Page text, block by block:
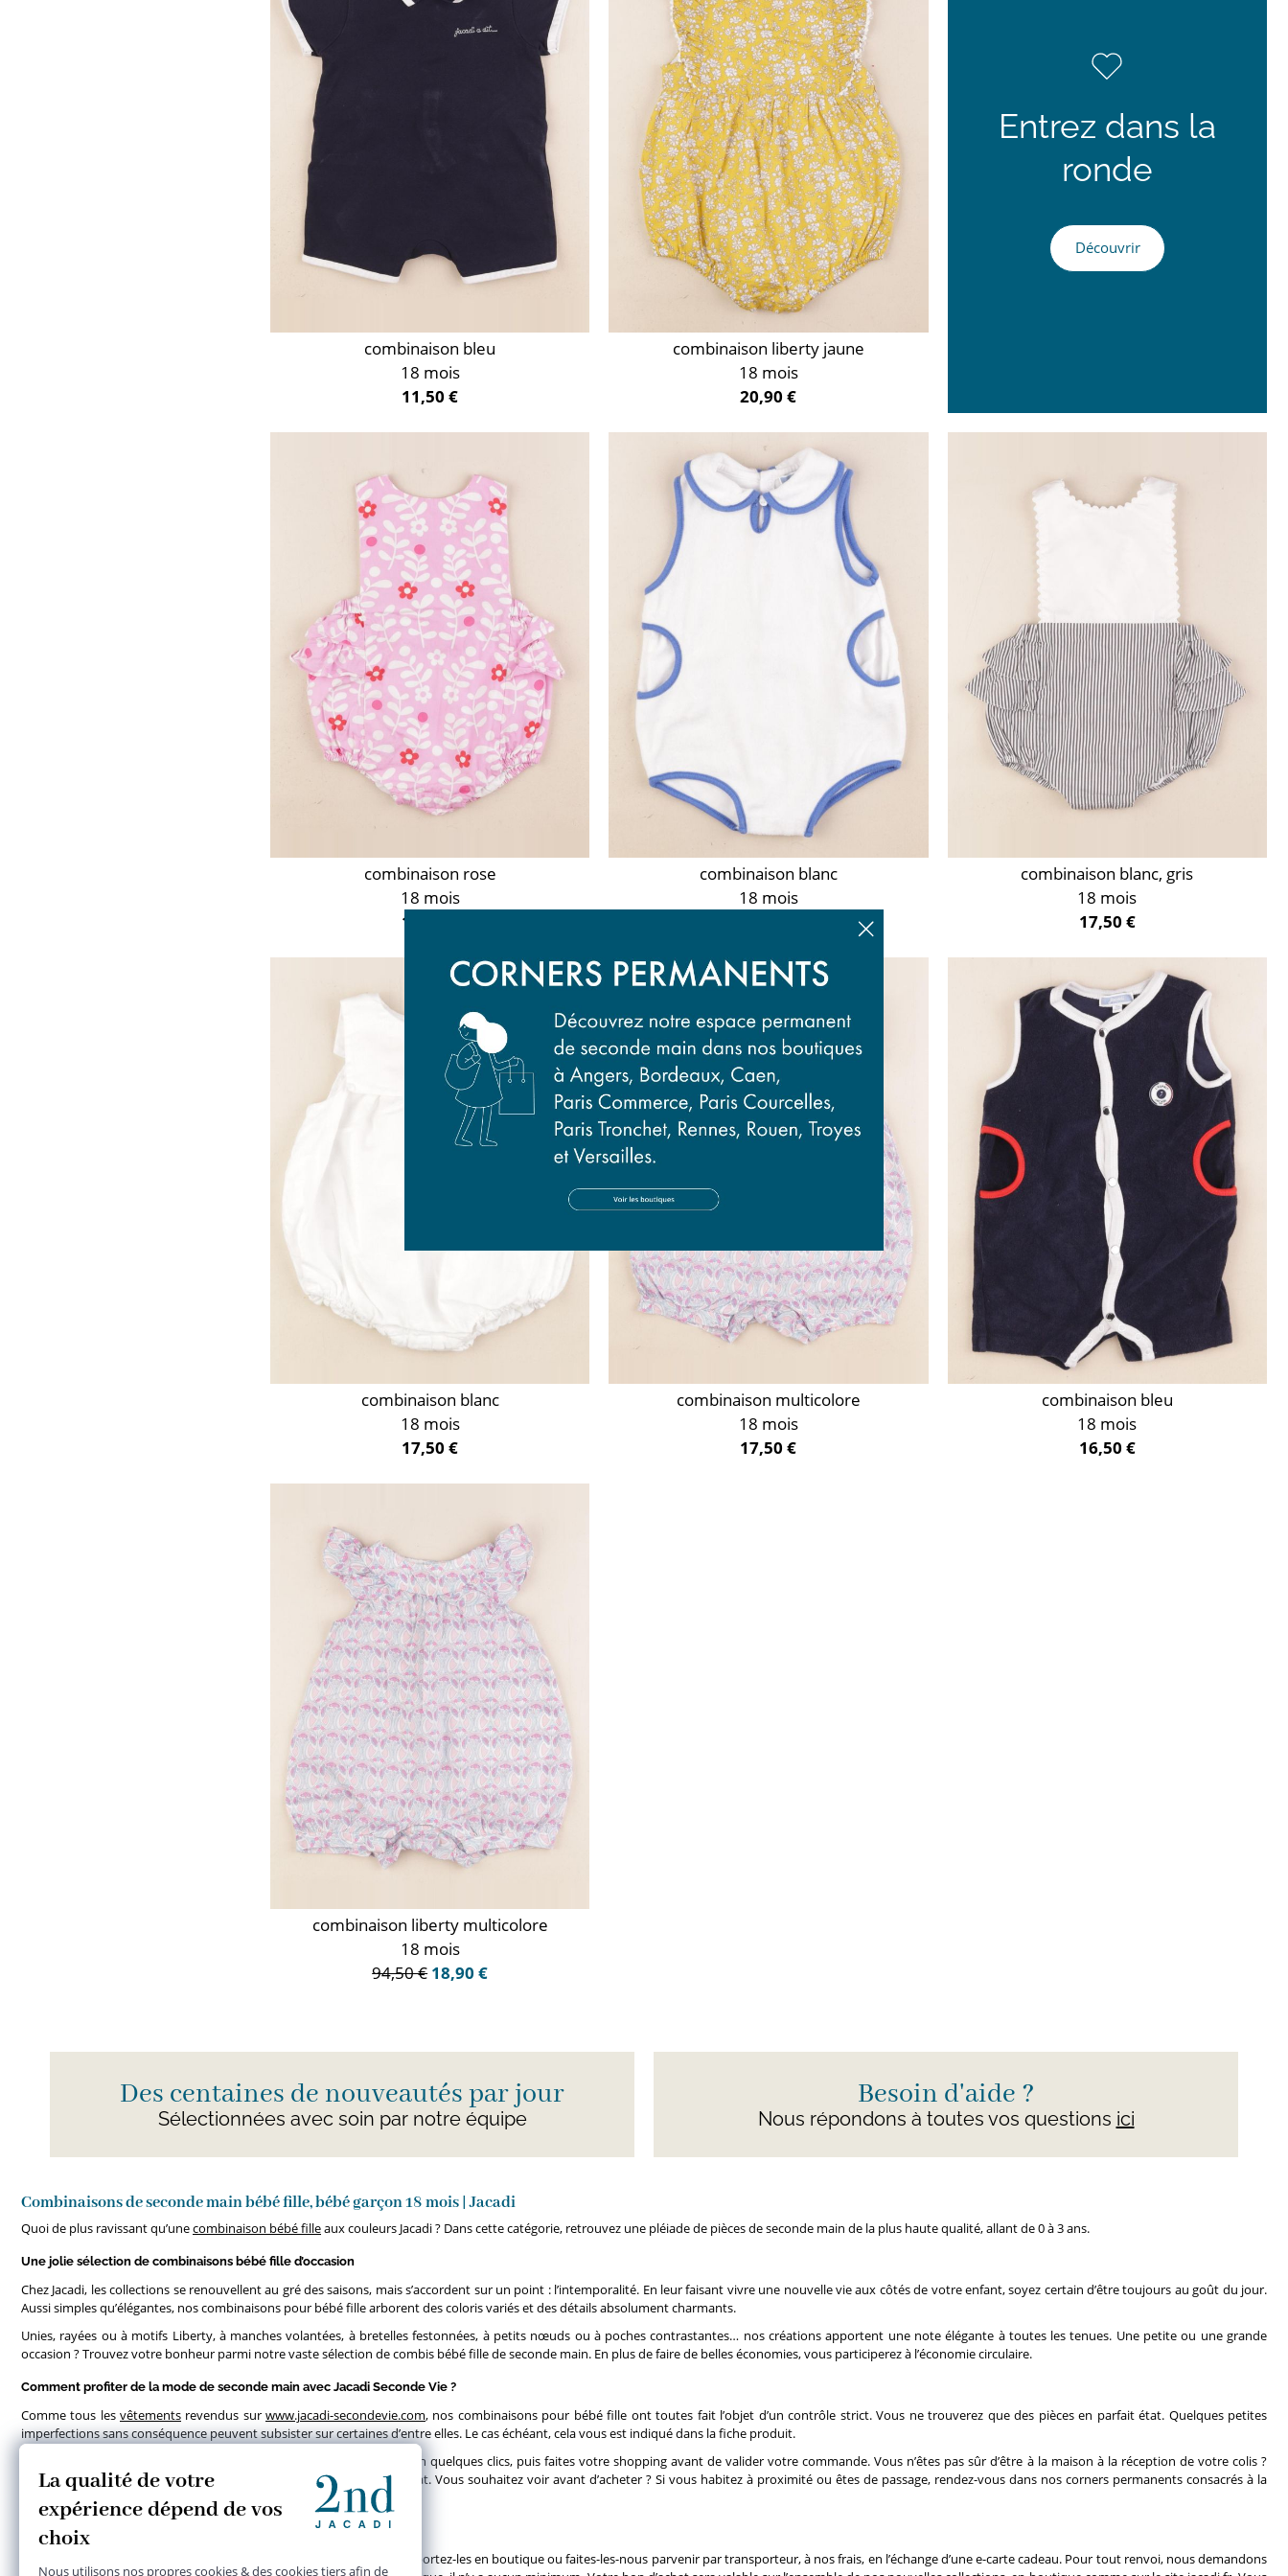
combinaison bleu
18 mois
11,50 €
combinaison liberty jaune
18 mois
20,90 €
combinaison rose
18 mois
17,50 €
combinaison blanc
18 mois
combinaison blanc, gris
18 mois
17,50 €
combinaison blanc
18 mois
17,50 €
combinaison multicolore
18 mois
17,50 €
combinaison bleu
18 mois
16,50 €
combinaison liberty multicolore
18 mois
94,50 € 18,90 €
Entrez dans la
ronde
Découvrir
Des centaines de nouveautés par jour
Sélectionnées avec soin par notre équipe
Besoin d'aide ?
Nous répondons à toutes vos questions ici
Combinaisons de seconde main bébé fille, bébé garçon 18 mois | Jacadi
Quoi de plus ravissant qu’unecombinaison bébé filleaux couleurs Jacadi ? Dans cette catégorie, retrouvez une pléiade de pièces de seconde main de la plus haute qualité, allant de 0 à 3 ans.
Une jolie sélection de combinaisons bébé fille d’occasion
Chez Jacadi, les collections se renouvellent au gré des saisons, mais s’accordent sur un point : l’intemporalité. En leur faisant vivre une nouvelle vie aux côtés de votre enfant, soyez certain d’être toujours au goût du jour.
Aussi simples qu’élégantes, nos combinaisons pour bébé fille arborent des coloris variés et des détails absolument charmants.
Unies, rayées ou à motifs Liberty, à manches volantées, à bretelles festonnées, à petits nœuds ou à poches contrastantes… nos créations apportent une note élégante à toutes les tenues. Une petite ou une grande
occasion ? Trouvez votre bonheur parmi notre vaste sélection de combis bébé fille de seconde main. En plus de faire de belles économies, vous participerez à l’économie circulaire.
Comment profiter de la mode de seconde main avec Jacadi Seconde Vie ?
Comme tous les vêtements revendus sur www.jacadi-secondevie.com, nos combinaisons pour bébé fille ont toutes fait l’objet d’un contrôle strict. Vous ne trouverez que des pièces en parfait état. Quelques petites
imperfections sans conséquence peuvent subsister sur certaines d’entre elles. Le cas échéant, cela vous est indiqué dans la fiche produit.
Prêt à embellir la garde-robe de votre enfant ? Créez votre compte en quelques clics, puis faites votre shopping avant de valider votre commande. Vous n’êtes pas sûr d’être à la maison à la réception de votre colis ?
Choisissez l’option « point relai » au moment de confirmer votre achat. Vous souhaitez voir avant d’acheter ? Si vous habitez à proximité ou êtes de passage, rendez-vous dans nos corners permanents consacrés à la
seconde main dans la boutique de Paris Vavin (75).
Vendre ses combis bébé fille en un clin d’œil
Les combinaisons de votre bébé fille sont devenues trop justes ? Rapportez-les en boutique ou faites-les-nous parvenir par transporteur, à nos frais, en l’échange d’une e-carte cadeau. Pour tout renvoi, nous demandons